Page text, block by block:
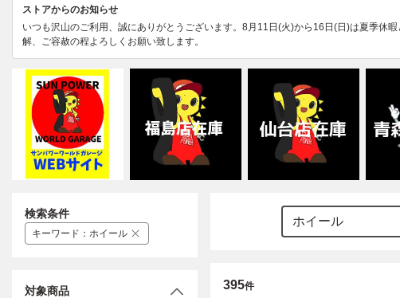
ストアからのお知らせ
いつも沢山のご利用、誠にありがとうございます。8月11日(火)から16日(日)は夏季休
解、ご容赦の程よろしくお願い致します。
395件
検索条件
キーワード ： ホイール
対象商品